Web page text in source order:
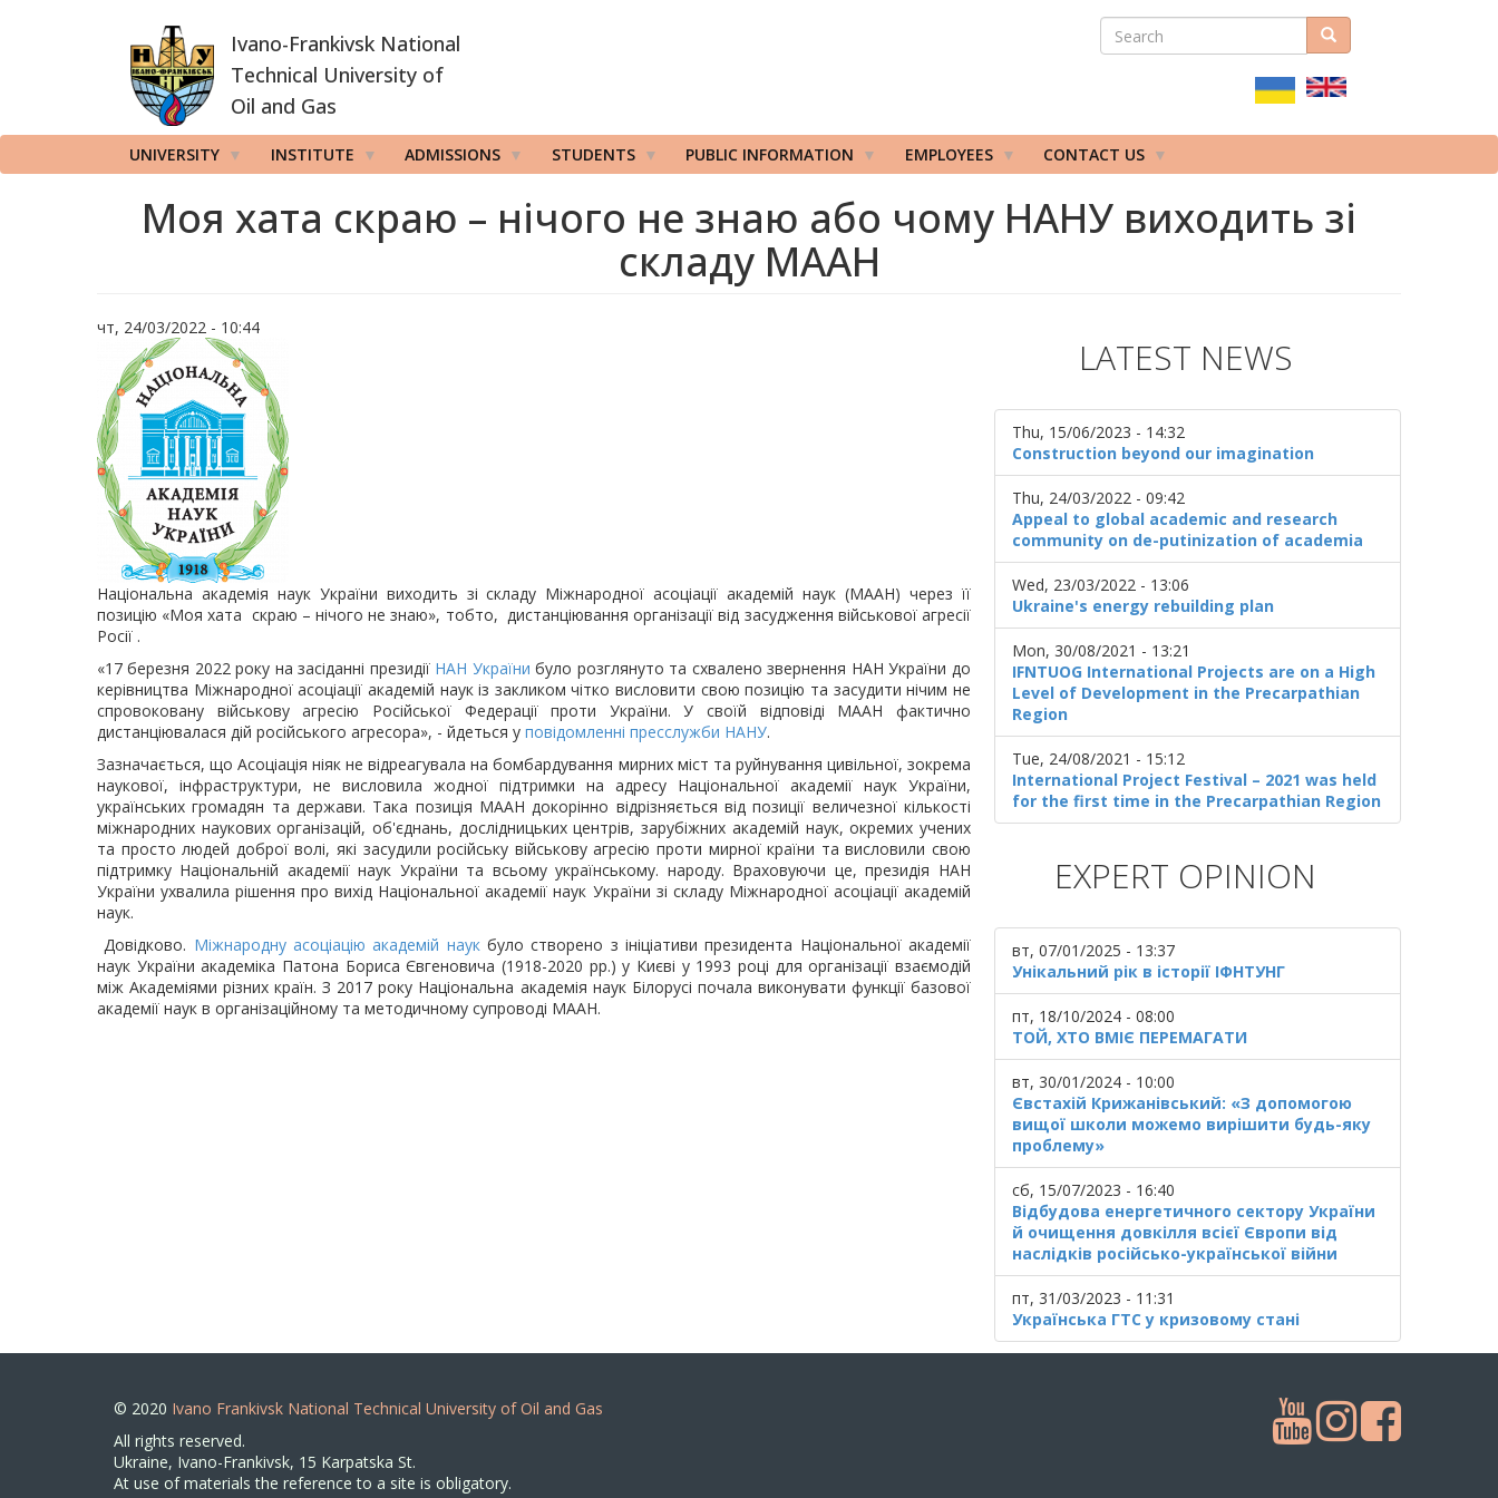
Ivano-Frankivsk National
Technical University of
Oil and Gas
ПОШУКОВА
SEARCH Search
UNIVERSITY INSTITUTE ADMISSIONS STUDENTS PUBLIC INFORMATION EMPLOYEES CONTACT US
Моя хата скраю – нічого не знаю або чому НАНУ виходить зі
складу МААН
чт, 24/03/2022 - 10:44
Національна академія наук України виходить зі складу Міжнародної асоціації академій наук (МААН) через її
позицію «Моя хата скраю – нічого не знаю», тобто, дистанціювання організації від засудження військової агресії
Росії .
«17 березня 2022 року на засіданні президії НАН України було розглянуто та схвалено звернення НАН України до
керівництва Міжнародної асоціації академій наук із закликом чітко висловити свою позицію та засудити нічим не
спровоковану військову агресію Російської Федерації проти України. У своїй відповіді МААН фактично
дистанціювалася дій російського агресора», - йдеться у повідомленні пресслужби НАНУ.
Зазначається, що Асоціація ніяк не відреагувала на бомбардування мирних міст та руйнування цивільної, зокрема
наукової, інфраструктури, не висловила жодної підтримки на адресу Національної академії наук України,
українських громадян та держави. Така позиція МААН докорінно відрізняється від позиції величезної кількості
міжнародних наукових організацій, об'єднань, дослідницьких центрів, зарубіжних академій наук, окремих учених
та просто людей доброї волі, які засудили російську військову агресію проти мирної країни та висловили свою
підтримку Національній академії наук України та всьому українському. народу. Враховуючи це, президія НАН
України ухвалила рішення про вихід Національної академії наук України зі складу Міжнародної асоціації академій
наук.
Довідково. Міжнародну асоціацію академій наук було створено з ініціативи президента Національної академії
наук України академіка Патона Бориса Євгеновича (1918-2020 рр.) у Києві у 1993 році для організації взаємодій
між Академіями різних країн. З 2017 року Національна академія наук Білорусі почала виконувати функції базової
академії наук в організаційному та методичному супроводі МААН.
LATEST NEWS
Thu, 15/06/2023 - 14:32
Construction beyond our imagination
Thu, 24/03/2022 - 09:42
Appeal to global academic and research
community on de-putinization of academia
Wed, 23/03/2022 - 13:06
Ukraine's energy rebuilding plan
Mon, 30/08/2021 - 13:21
IFNTUOG International Projects are on a High
Level of Development in the Precarpathian
Region
Tue, 24/08/2021 - 15:12
International Project Festival – 2021 was held
for the first time in the Precarpathian Region
EXPERT OPINION
вт, 07/01/2025 - 13:37
Унікальний рік в історії ІФНТУНГ
пт, 18/10/2024 - 08:00
ТОЙ, ХТО ВМІЄ ПЕРЕМАГАТИ
вт, 30/01/2024 - 10:00
Євстахій Крижанівський: «З допомогою
вищої школи можемо вирішити будь-яку
проблему»
сб, 15/07/2023 - 16:40
Відбудова енергетичного сектору України
й очищення довкілля всієї Європи від
наслідків російсько-української війни
пт, 31/03/2023 - 11:31
Українська ГТС у кризовому стані
© 2020 Ivano Frankivsk National Technical University of Oil and Gas
All rights reserved.
Ukraine, Ivano-Frankivsk, 15 Karpatska St.
At use of materials the reference to a site is obligatory.